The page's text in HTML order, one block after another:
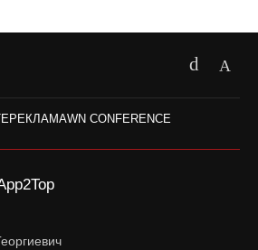
РЕКЛАМАWN CONFERENCE